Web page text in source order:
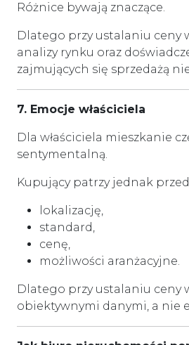
Różnice bywają znaczące.
Dlatego przy ustalaniu ceny
analizy rynku oraz
zajmujących się sprzedażą
7. Emocje właściciela
Dla właściciela mieszkanie
sentymentalną.
Kupujący patrzy jednak
lokalizację,
standard,
cenę,
możliwości aranżacyjne.
Dlatego przy ustalaniu ceny
obiektywnymi danymi, a nie